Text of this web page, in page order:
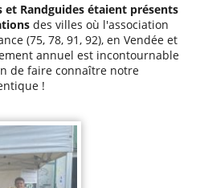
et Randguides étaient présents
des villes où l'association
(75, 78, 91, 92), en Vendée et
annuel est incontournable
de faire connaître notre
!